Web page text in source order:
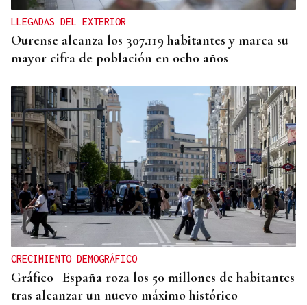
LLEGADAS DEL EXTERIOR
Ourense alcanza los 307.119 habitantes y marca su
mayor cifra de población en ocho años
CRECIMIENTO DEMOGRÁFICO
Gráfico | España roza los 50 millones de habitantes
tras alcanzar un nuevo máximo histórico